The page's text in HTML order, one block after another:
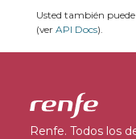
Usted también
(ver API Docs).
Renfe. Todos los